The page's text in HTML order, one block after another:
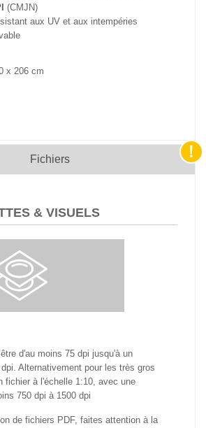
(CMJN)
aux UV et aux intempéries
x 206 cm
Fichiers
& VISUELS
d'au moins 75 dpi jusqu'à un
Alternativement pour les très gros
fichier à l'échelle 1:10, avec une
750 dpi à 1500 dpi
de fichiers PDF, faites attention à la